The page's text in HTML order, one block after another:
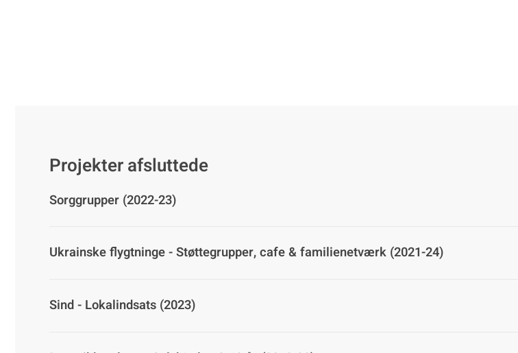
Projekter afsluttede
Sorggrupper (2022-23)
Ukrainske flygtninge - Støttegrupper, cafe & familienetværk (2021-24)
Sind - Lokalindsats (2023)